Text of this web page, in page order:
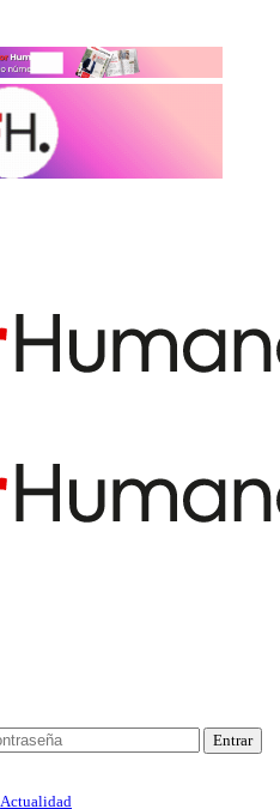
Entrar
Actualidad